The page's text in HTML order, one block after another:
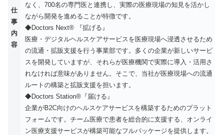
仕
事
内
容
なく、700名の専門医と連携し、実際の医療現場の知見を活かし
ながら開発を進めることが特徴です。
◆Doctors Next® 『拡げる』
医療・デジタルヘルスケアサービスを医療現場へ浸透させるため
の流通・拡販支援を行う事業部です。多くの企業が新しいサービ
スを開発していますが、それらが医療機関で実際に導入・活用さ
れなければ意味がありません。そこで、当社が医療現場への流通
ルートの構築と拡販支援を担います。
◆Doctors Station®『届ける』
企業がB2C向けのヘルスケアサービスを構築するためのプラット
フォームです。チーム医療で患者を総合的に支援する、オンライ
ン医療支援サービスが構築可能なフルパッケージを提供します。